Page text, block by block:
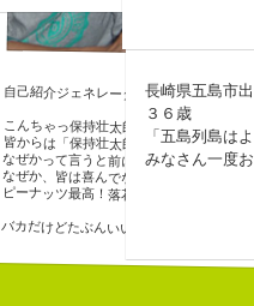
自己紹介ジェネレーターというサイトが
こんちゃっ保持壮太郎っていいます。
皆からは「保持壮太郎ピーナッツ」って
なぜかって言うと前にピーナッツを皆に
なぜか、皆は喜んでなかったけどね。
ピーナッツ最高！落花生なんて呼ぶなっ
バカだけどたぶんいいヤツだ。もっとこ
長崎県五島市
３６歳
「五島列島は
みなさん一度